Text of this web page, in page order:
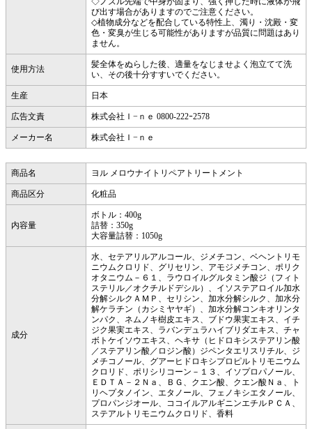
び出す場合がありますのでご注意ください。
◇植物成分などを配合している特性上、濁り・沈殿・変
色・変臭が生じる可能性がありますが品質に問題はあり
ません。
使用方法
髪全体をぬらした後、適量をなじませよく泡立てて洗
い、その後十分すすいでください。
生産 日本
広告文責 株式会社Ｉ−ｎｅ 0800-222ｰ2578
メーカー名 株式会社Ｉ−ｎｅ
商品名 ヨル メロウナイトリペアトリートメント
商品区分 化粧品
内容量
ボトル：400g
詰替：350g
大容量詰替：1050g
成分
水、セテアリルアルコール、ジメチコン、ベヘントリモ
ニウムクロリド、グリセリン、アモジメチコン、ポリク
オタニウム－６１、ラウロイルグルタミン酸ジ（フィト
ステリル／オクチルドデシル）、イソステアロイル加水
分解シルクＡＭＰ、セリシン、加水分解シルク、加水分
解ケラチン（カシミヤヤギ）、加水分解コンキオリンタ
ンパク、ネムノキ樹皮エキス、ブドウ果実エキス、イチ
ジク果実エキス、ラバンデュラハイブリダエキス、チャ
ボトケイソウエキス、ヘキサ（ヒドロキシステアリン酸
／ステアリン酸／ロジン酸）ジペンタエリスリチル、ジ
メチコノール、グアーヒドロキシプロピルトリモニウム
クロリド、ポリシリコーン－１３、イソプロパノール、
ＥＤＴＡ－２Ｎａ、ＢＧ、クエン酸、クエン酸Ｎａ、ト
リヘプタノイン、エタノール、フェノキシエタノール、
プロパンジオール、ココイルアルギニンエチルＰＣＡ、
ステアルトリモニウムクロリド、香料